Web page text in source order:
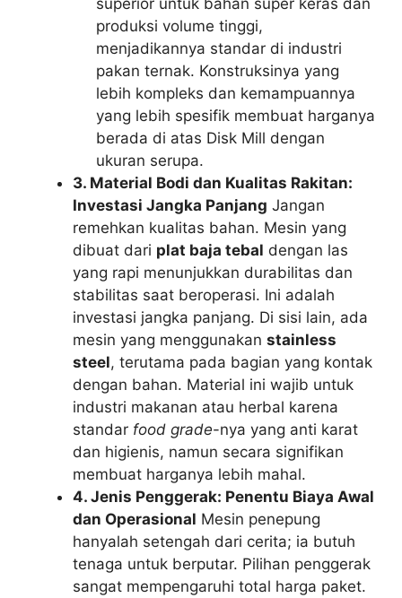
produksi volume tinggi,
menjadikannya standar di industri
pakan ternak. Konstruksinya yang
lebih kompleks dan kemampuannya
yang lebih spesifik membuat harganya
berada di atas Disk Mill dengan
ukuran serupa.
3. Material Bodi dan Kualitas Rakitan:
Investasi Jangka Panjang Jangan
remehkan kualitas bahan. Mesin yang
dibuat dari plat baja tebal dengan las
yang rapi menunjukkan durabilitas dan
stabilitas saat beroperasi. Ini adalah
investasi jangka panjang. Di sisi lain, ada
mesin yang menggunakan stainless
steel, terutama pada bagian yang kontak
dengan bahan. Material ini wajib untuk
industri makanan atau herbal karena
standar food grade-nya yang anti karat
dan higienis, namun secara signifikan
membuat harganya lebih mahal.
4. Jenis Penggerak: Penentu Biaya Awal
dan Operasional Mesin penepung
hanyalah setengah dari cerita; ia butuh
tenaga untuk berputar. Pilihan penggerak
sangat mempengaruhi total harga paket.